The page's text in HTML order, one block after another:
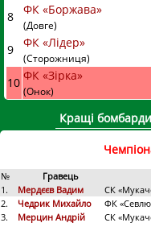
8 ФК «Боржава»
(Довге)
9 ФК «Лідер»
(Сторожниця)
10 ФК «Зірка»
(Онок)
Кращі
№ Гравець
1.
Мердєєв Вадим СК
2.
Чедрик Михайло ФК
3.
Мерцин Андрій СК